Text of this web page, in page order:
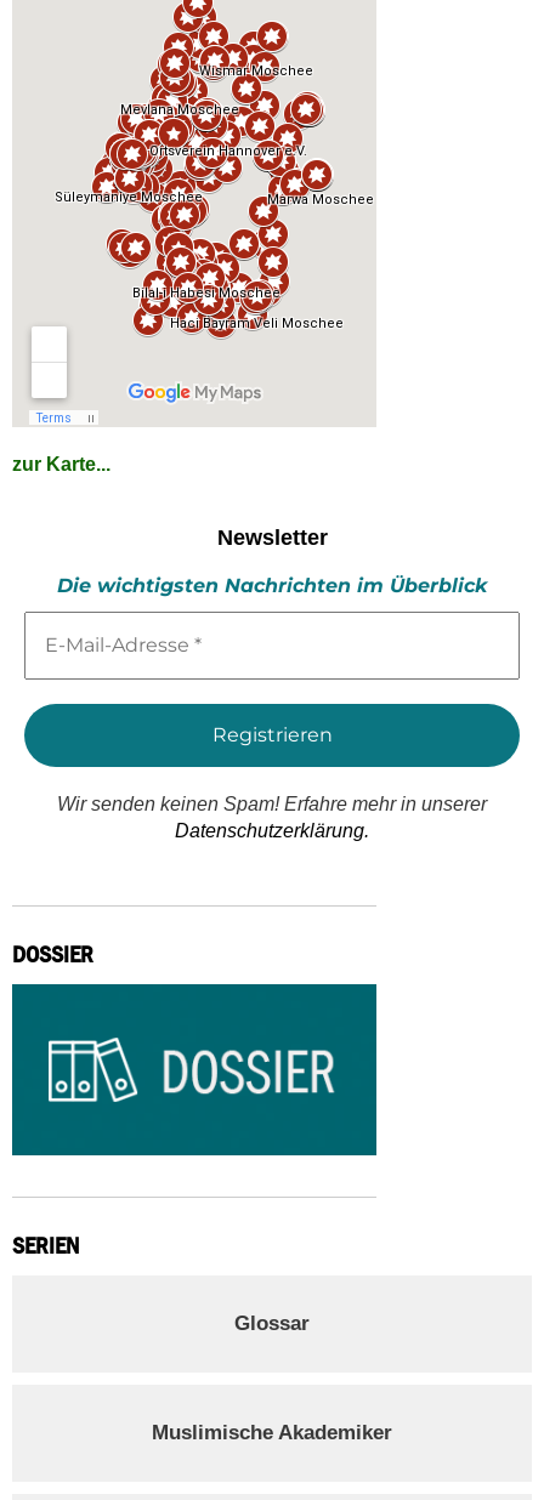
zur Karte...
Newsletter
Die wichtigsten Nachrichten im Überblick
Mail-
*
Wir senden keinen Spam! Erfahre mehr in unserer
Datenschutzerklärung.
DOSSIER
SERIEN
Glossar
Muslimische Akademiker